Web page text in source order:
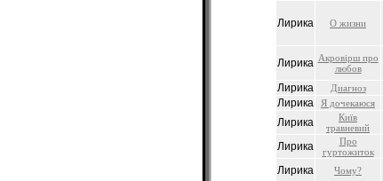
Лирика О жизни
Лирика Акровiрш про
любов
Лирика
Диагноз
Лирика
Я дочекаюся
Лирика
Київ
травневий
Лирика
Про
гуртожиток
Лирика
Чому?